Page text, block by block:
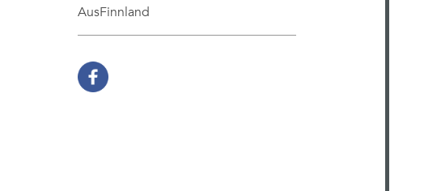
AusFinnland